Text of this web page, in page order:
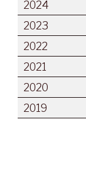
2024
2023
2022
2021
2020
2019